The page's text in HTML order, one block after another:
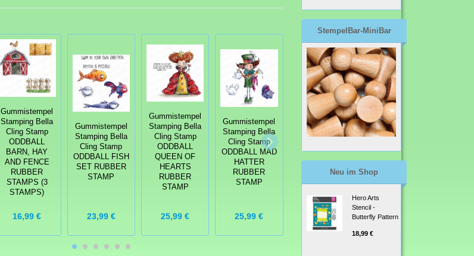
Gummistempel
Stamping Bella
Cling Stamp
ODDBALL
BARN, HAY
AND FENCE
RUBBER
STAMPS (3
STAMPS)
16,99 €
Gummistempel
Stamping Bella
Cling Stamp
ODDBALL FISH
SET RUBBER
STAMP
23,99 €
Gummistempel
Stamping Bella
Cling Stamp
ODDBALL
QUEEN OF
HEARTS
RUBBER
STAMP
25,99 €
Gummistempel
Stamping Bella
Cling Stamp
ODDBALL MAD
HATTER
RUBBER
STAMP
25,99 €
Gummistempel
Stamping Bella
ODD
TOGETHER
SENTIMENT
SET
14,99 €
Gummistempel
Stamping Bella
Cling Stamp
STAMP
18,99 €
StempelBar-MiniBar
Neu im Shop
Hero Arts
Stencil -
Butterfly Pattern
18,99 €